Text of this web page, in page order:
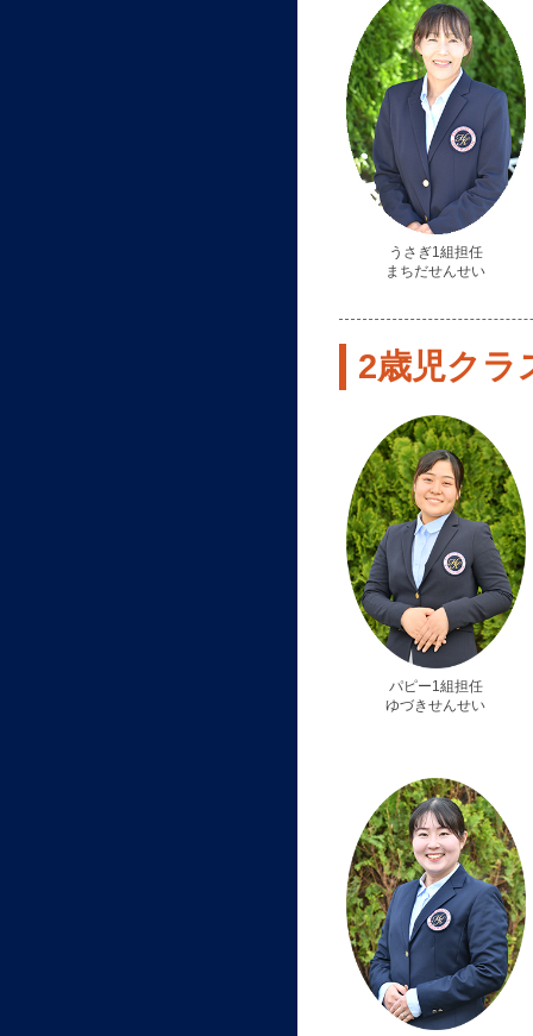
うさぎ1組担任
まちだせんせい
2歳児クラ
パピー1組担任
ゆづきせんせい